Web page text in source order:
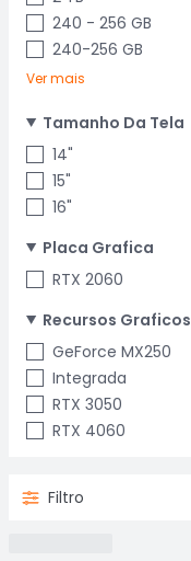
240 - 256 GB
240-256 GB
Ver mais
Tamanho Da Tela
14"
15"
16"
Placa Grafica
RTX 2060
Recursos Graficos
GeForce MX250
Integrada
RTX 3050
RTX 4060
Filtro